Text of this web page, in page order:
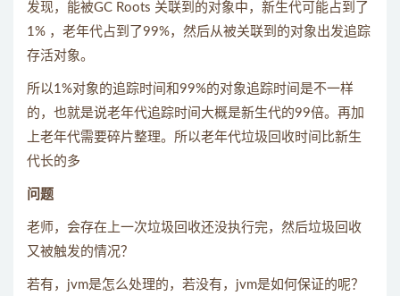
发现，能被GC Roots 关联到的对象中，新生代可能占到了
1% ，老年代占到了99%，然后从被关联到的对象出发追踪
存活对象。
所以1%对象的追踪时间和99%的对象追踪时间是不一样
的，也就是说老年代追踪时间大概是新生代的99倍。再加
上老年代需要碎片整理。所以老年代垃圾回收时间比新生
代长的多
问题
老师，会存在上一次垃圾回收还没执行完，然后垃圾回收
又被触发的情况？
若有，jvm是怎么处理的，若没有，jvm是如何保证的呢？